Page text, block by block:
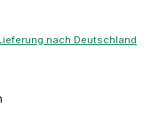
nach Deutschland